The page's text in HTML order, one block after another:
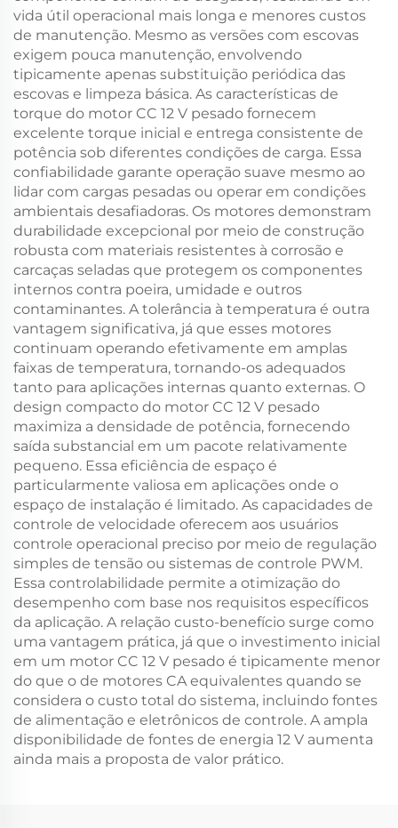
vida útil operacional mais longa e menores custos
de manutenção. Mesmo as versões com escovas
exigem pouca manutenção, envolvendo
tipicamente apenas substituição periódica das
escovas e limpeza básica. As características de
torque do motor CC 12 V pesado fornecem
excelente torque inicial e entrega consistente de
potência sob diferentes condições de carga. Essa
confiabilidade garante operação suave mesmo ao
lidar com cargas pesadas ou operar em condições
ambientais desafiadoras. Os motores demonstram
durabilidade excepcional por meio de construção
robusta com materiais resistentes à corrosão e
carcaças seladas que protegem os componentes
internos contra poeira, umidade e outros
contaminantes. A tolerância à temperatura é outra
vantagem significativa, já que esses motores
continuam operando efetivamente em amplas
faixas de temperatura, tornando-os adequados
tanto para aplicações internas quanto externas. O
design compacto do motor CC 12 V pesado
maximiza a densidade de potência, fornecendo
saída substancial em um pacote relativamente
pequeno. Essa eficiência de espaço é
particularmente valiosa em aplicações onde o
espaço de instalação é limitado. As capacidades de
controle de velocidade oferecem aos usuários
controle operacional preciso por meio de regulação
simples de tensão ou sistemas de controle PWM.
Essa controlabilidade permite a otimização do
desempenho com base nos requisitos específicos
da aplicação. A relação custo-benefício surge como
uma vantagem prática, já que o investimento inicial
em um motor CC 12 V pesado é tipicamente menor
do que o de motores CA equivalentes quando se
considera o custo total do sistema, incluindo fontes
de alimentação e eletrônicos de controle. A ampla
disponibilidade de fontes de energia 12 V aumenta
ainda mais a proposta de valor prático.